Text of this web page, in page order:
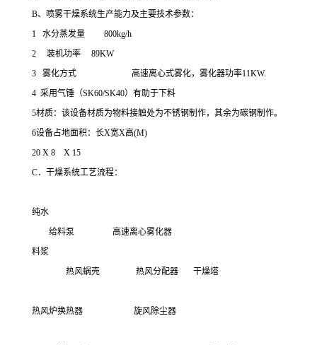
B、喷雾干燥系统生产能力及主要技术参数：
1 水分蒸发量 800kg/h
2 装机功率 89KW
3 雾化方式 高速离心式雾化，雾化器功率11KW.
4 采用气锤（SK60/SK40）有助于下料
5材质：该设备材质为物料接触处为不锈钢制作，其余为碳钢制作。
6设备占地面积：长X宽X高(M)
20 X 8 X 15
C．干燥系统工艺流程：
纯水
给料泵 高速离心雾化器
料浆
热风蜗壳 热风分配器 干燥塔
热风炉换热器 旋风除尘器